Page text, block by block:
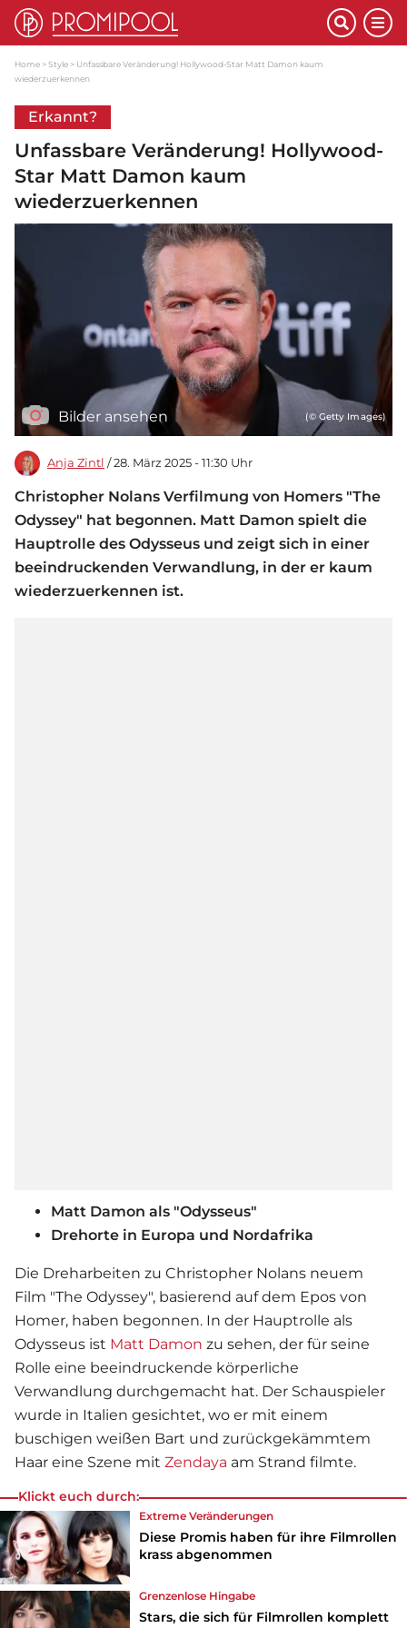
Home Style
Unfassbare Veränderung! Hollywood-Star Matt Damon kaum
wiederzuerkennen
Erkannt?
Unfassbare Veränderung! Hollywood-
Star Matt Damon kaum
wiederzuerkennen
Bilder ansehen (© Getty Images)
Anja Zintl / 28. März 2025 - 11:30 Uhr
Christopher Nolans Verfilmung von Homers "The
Odyssey" hat begonnen. Matt Damon spielt die
Hauptrolle des Odysseus und zeigt sich in einer
beeindruckenden Verwandlung, in der er kaum
wiederzuerkennen ist.
Matt Damon als "Odysseus"
Drehorte in Europa und Nordafrika
Die Dreharbeiten zu Christopher Nolans neuem
Film "The Odyssey", basierend auf dem Epos von
Homer, haben begonnen. In der Hauptrolle als
Odysseus ist Matt Damon zu sehen, der für seine
Rolle eine beeindruckende körperliche
Verwandlung durchgemacht hat. Der Schauspieler
wurde in Italien gesichtet, wo er mit einem
buschigen weißen Bart und zurückgekämmtem
Haar eine Szene mit Zendaya am Strand filmte.
Klickt euch durch:
Extreme Veränderungen
Diese Promis haben für ihre Filmrollen
krass abgenommen
Grenzenlose Hingabe
Stars, die sich für Filmrollen komplett